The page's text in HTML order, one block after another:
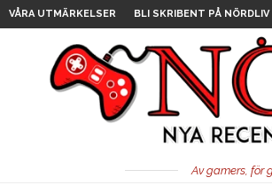
VÅRA UTMÄRKELSER BLI SKRIBENT PÅ NÖRDLIV
Av gamers, för